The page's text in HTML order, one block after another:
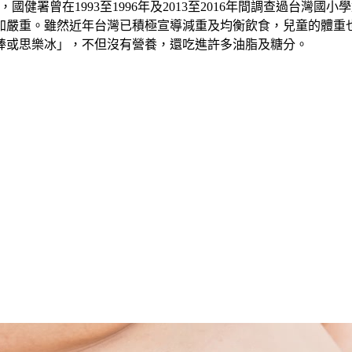
健署曾在1993至1996年及2013至2016年間調查過台灣國小
重。雖然近年台灣已積極宣導減重及均衡飲食，兒童的體
思樂冰」，不但沒有營養，還吃進許多油脂及糖分。